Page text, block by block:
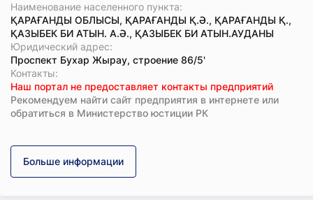
Наименование населенного пункта:
ҚАРАҒАНДЫ ОБЛЫСЫ, ҚАРАҒАНДЫ Қ.Ә., ҚАРАҒАНДЫ Қ.,
ҚАЗЫБЕК БИ АТЫН. А.Ә., ҚАЗЫБЕК БИ АТЫН.АУДАНЫ
Юридический адрес:
Проспект Бухар Жырау, строение 86/5'
Koнтaкты:
Наш портал не предоставляет контакты предприятий
Рекомендуем найти сайт предприятия в интернете или
обратиться в Министерство юстиции РК
Больше информации